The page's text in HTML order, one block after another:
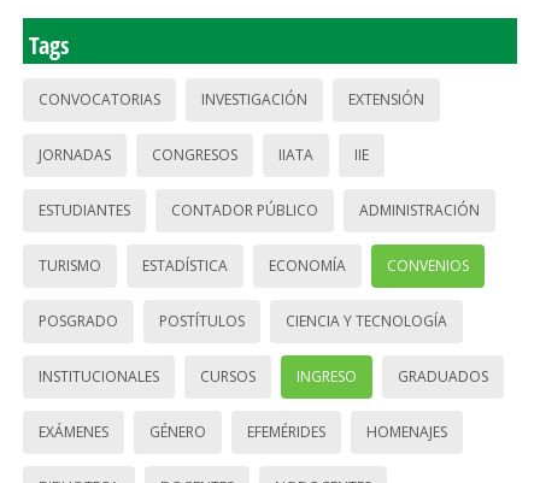
Tags
CONVOCATORIAS INVESTIGACIÓN EXTENSIÓN
JORNADAS CONGRESOS IIATA IIE
ESTUDIANTES CONTADOR PÚBLICO ADMINISTRACIÓN
TURISMO ESTADÍSTICA ECONOMÍA CONVENIOS
POSGRADO POSTÍTULOS CIENCIA Y TECNOLOGÍA
INSTITUCIONALES CURSOS INGRESO GRADUADOS
EXÁMENES GÉNERO EFEMÉRIDES HOMENAJES